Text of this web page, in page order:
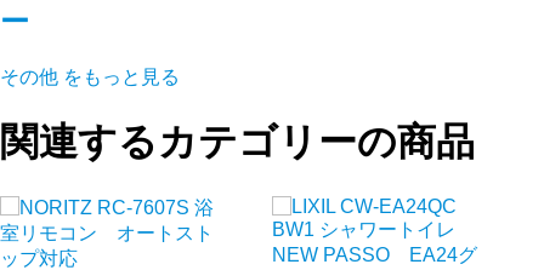
ー
その他 をもっと見る
関連するカテゴリーの商品